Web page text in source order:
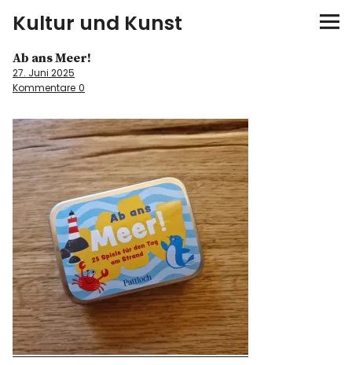
Kultur und Kunst
kultur & kunst
Spiele
Konzerte
Museen bei…
Bloggerreisen
Über mich
Ab ans Meer!
27. Juni 2025
Kommentare 0